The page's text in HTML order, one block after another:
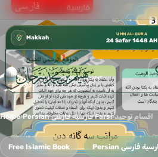
كتب الشيخ هيثم سرحان حفظه الله متوفرة مجانًا في ✦
Makkah
UMM AL-QURA
24 Safar 1448 AH
Home› Persian فارسية فارسی Farsi›اقسام توحيد
Free Islamic Book